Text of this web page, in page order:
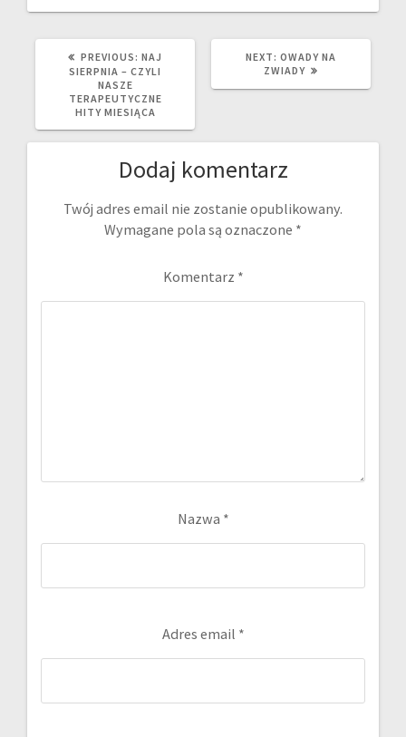
PREVIOUS: PREVIOUS
POST:
NAJ
SIERPNIA – CZYLI
NASZE
TERAPEUTYCZNE
HITY MIESIĄCA
NEXT: NEXT
POST:
OWADY NA
ZWIADY
Dodaj komentarz
Twój adres email nie zostanie opublikowany.
Wymagane pola są oznaczone *
Komentarz *
Nazwa *
Adres email *